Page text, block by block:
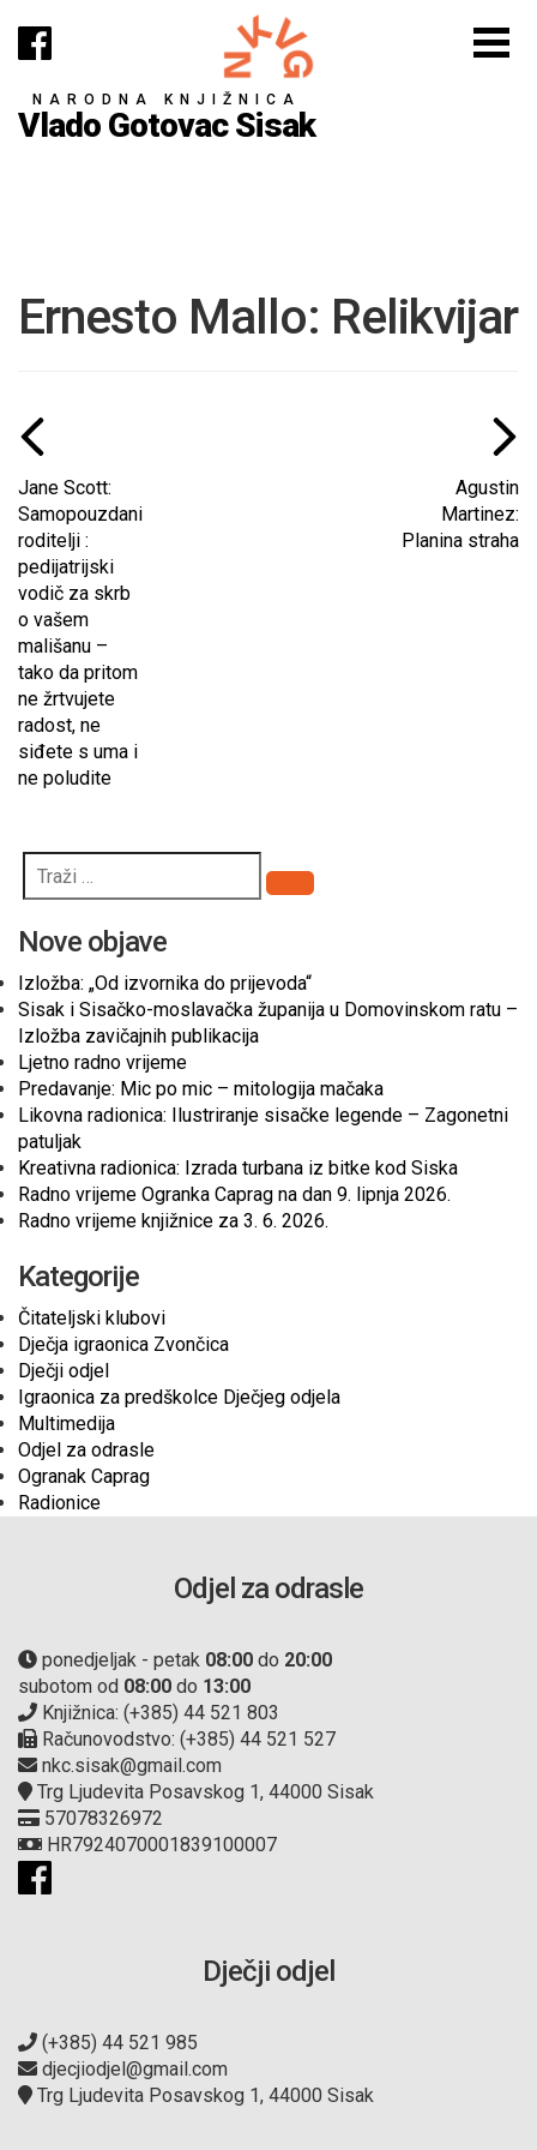
NARODNA KNJIŽNICA
Vlado Gotovac Sisak
Ernesto Mallo: Relikvijar
Jane Scott:
Samopouzdani
roditelji :
pedijatrijski
vodič za skrb
o vašem
mališanu –
tako da pritom
ne žrtvujete
radost, ne
siđete s uma i
ne poludite
Agustin
Martinez:
Planina straha
Pretraži
Nove objave
Izložba: „Od izvornika do prijevoda“
Sisak i Sisačko-moslavačka županija u Domovinskom ratu –
Izložba zavičajnih publikacija
Ljetno radno vrijeme
Predavanje: Mic po mic – mitologija mačaka
Likovna radionica: Ilustriranje sisačke legende – Zagonetni
patuljak
Kreativna radionica: Izrada turbana iz bitke kod Siska
Radno vrijeme Ogranka Caprag na dan 9. lipnja 2026.
Radno vrijeme knjižnice za 3. 6. 2026.
Kategorije
Čitateljski klubovi
Dječja igraonica Zvončica
Dječji odjel
Igraonica za predškolce Dječjeg odjela
Multimedija
Odjel za odrasle
Ogranak Caprag
Radionice
Odjel za odrasle
ponedjeljak - petak 08:00 do 20:00
subotom od 08:00 do 13:00
Knjižnica: (+385) 44 521 803
Računovodstvo: (+385) 44 521 527
nkc.sisak@gmail.com
Trg Ljudevita Posavskog 1, 44000 Sisak
57078326972
HR7924070001839100007
Dječji odjel
(+385) 44 521 985
djecjiodjel@gmail.com
Trg Ljudevita Posavskog 1, 44000 Sisak